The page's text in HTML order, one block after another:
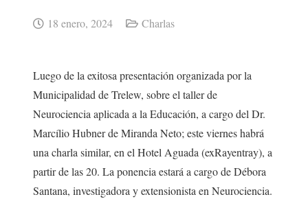
18 enero, 2024 Charlas
Luego de la exitosa presentación organizada por la
Municipalidad de Trelew, sobre el taller de
Neurociencia aplicada a la Educación, a cargo del Dr.
Marcílio Hubner de Miranda Neto; este viernes habrá
una charla similar, en el Hotel Aguada (exRayentray), a
partir de las 20. La ponencia estará a cargo de Débora
Santana, investigadora y extensionista en Neurociencia.